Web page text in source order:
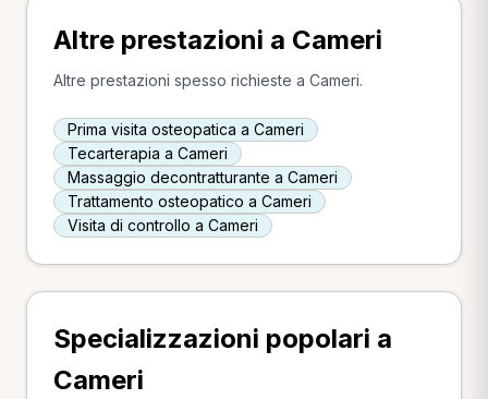
Altre prestazioni a Cameri
Altre prestazioni spesso richieste a Cameri.
Prima visita osteopatica a Cameri
Tecarterapia a Cameri
Massaggio decontratturante a Cameri
Trattamento osteopatico a Cameri
Visita di controllo a Cameri
Specializzazioni popolari a
Cameri